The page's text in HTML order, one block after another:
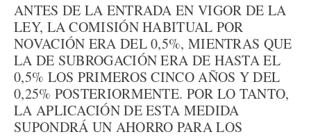
ANTES DE LA ENTRADA EN VIGOR DE LA
LEY, LA COMISIÓN HABITUAL POR
NOVACIÓN ERA DEL 0,5%, MIENTRAS QUE
LA DE SUBROGACIÓN ERA DE HASTA EL
0,5% LOS PRIMEROS CINCO AÑOS Y DEL
0,25% POSTERIORMENTE. POR LO TANTO,
LA APLICACIÓN DE ESTA MEDIDA
SUPONDRÁ UN AHORRO PARA LOS